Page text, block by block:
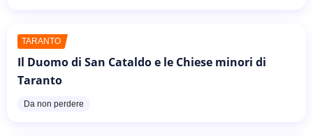
TARANTO
Il Duomo di San Cataldo e le Chiese minori di
Taranto
Da non perdere